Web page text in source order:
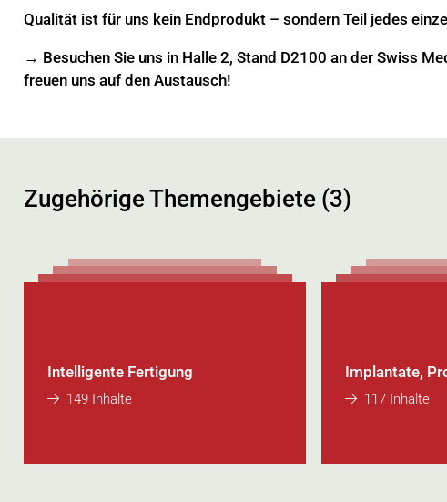
Qualität ist für uns kein Endprodukt – sondern Teil jedes
→ Besuchen Sie uns in Halle 2, Stand D2100 an der Swiss
freuen uns auf den Austausch!
Zugehörige Themengebiete (3)
Intelligente Fertigung
149 Inhalte
Implantate,
117 Inhalte